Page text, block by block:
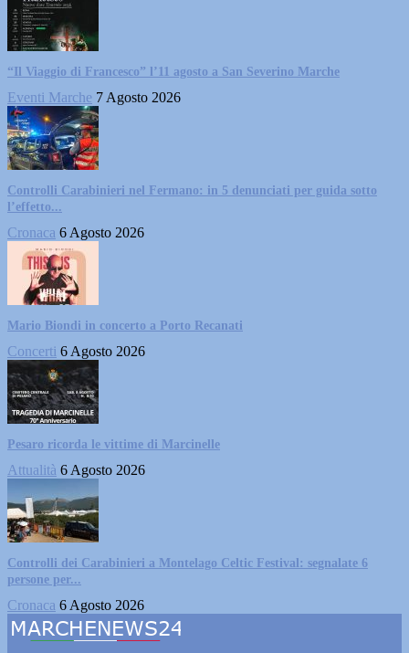
“Il Viaggio di Francesco” l’11 agosto a San Severino Marche
Eventi Marche 7 Agosto 2026
Controlli Carabinieri nel Fermano: in 5 denunciati per guida sotto
l’effetto...
Cronaca 6 Agosto 2026
Mario Biondi in concerto a Porto Recanati
Concerti 6 Agosto 2026
Pesaro ricorda le vittime di Marcinelle
Attualità 6 Agosto 2026
Controlli dei Carabinieri a Montelago Celtic Festival: segnalate 6
persone per...
Cronaca 6 Agosto 2026